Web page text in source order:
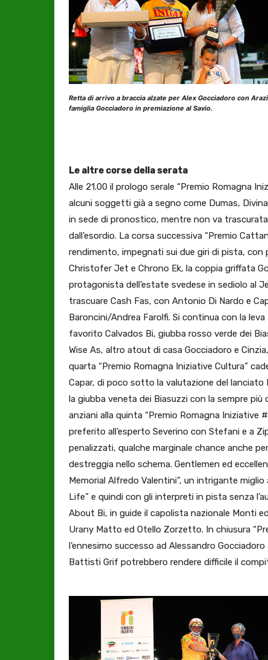
Retta di arrivo a braccia alzate per Alex Gocciadoro con
famiglia Gocciadoro in premiazione al Savio.
Le altre corse della serata
Alle 21.00 il prologo serale “Premio Romagna
alcuni soggetti già a segno come Dumas,
in sede di pronostico, mentre non va
dall’esordio. La corsa successiva “Premio
rendimento, impegnati sui due giri di pista,
Christofer Jet e Chrono Ek, la coppia griffata
protagonista dell’estate svedese in sediolo al
trascuare Cash Fas, con Antonio Di Nardo e
Baroncini/Andrea Farolfi. Si continua con la
favorito Calvados Bi, giubba rosso verde dei
Wise As, altro atout di casa Gocciadoro e
quarta “Premio Romagna Iniziative Cultura”
Capar, di poco sotto la valutazione del
la giubba veneta dei Biasuzzi con la sempre
anziani alla quinta “Premio Romagna Iniziative
preferito all’esperto Severino con Stefani e a
penalizzati, qualche marginale chance anche
destreggia nello schema. Gentlemen ed
Memorial Alfredo Valentini”, un intrigante
Life” e quindi con gli interpreti in pista senza
About Bi, in guide il capolista nazionale Monti
Urany Matto ed Otello Zorzetto. In chiusura
l’ennesimo successo ad Alessandro
Battisti Grif potrebbero rendere difficile il